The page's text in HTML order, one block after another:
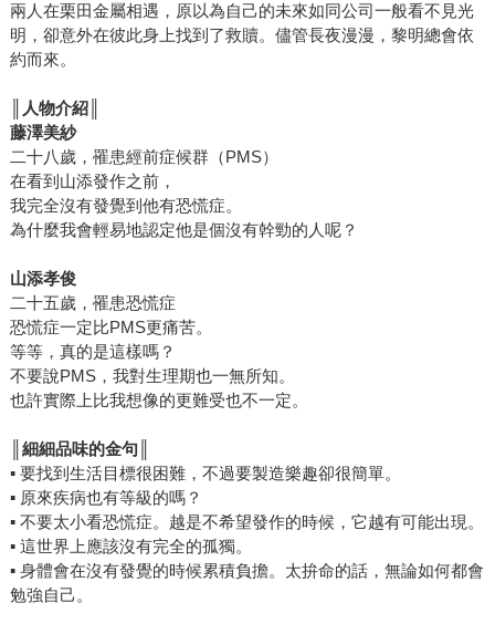
如何調適心境；加上男主角職業的特殊性，在面對婚姻時，
他的態度會如何轉變，這些都是讓這本小說看似驚世駭俗的
味。 《我要準時下班》的作者朱野歸子為本書所寫的書評
中，提到在她周遭最熱烈推薦這本書的，反而是男性菁英讀
者。或許他們也和唯一樣，心底藏著如此恐懼——「如果沒
有錢，就不會被任何人需要吧？」或許我們都在尋找「會因
我的死亡，而有所觸動的人」吧。 如果你也正處於是否踏入
關係的迷惘階段，或許這個故事能為你帶來不同的看法和啟
發。
兩人在栗田金屬相遇，原以為自己的未來如同公司一般看不見光
明，卻意外在彼此身上找到了救贖。儘管長夜漫漫，黎明總會依
約而來。
人物介紹║
藤澤美紗
二十八歲，罹患經前症候群（PMS）
在看到山添發作之前，
我完全沒有發覺到他有恐慌症。
為什麼我會輕易地認定他是個沒有幹勁的人呢？
山添孝俊
二十五歲，罹患恐慌症
恐慌症一定比PMS更痛苦。
等等，真的是這樣嗎？
不要說PMS，我對生理期也一無所知。
也許實際上比我想像的更難受也不一定。
細細品味的金句║
▪ 要找到生活目標很困難，不過要製造樂趣卻很簡單。
▪ 原來疾病也有等級的嗎？
▪ 不要太小看恐慌症。越是不希望發作的時候，它越有可能出現。
▪ 這世界上應該沒有完全的孤獨。
▪ 身體會在沒有發覺的時候累積負擔。太拚命的話，無論如何都會
勉強自己。